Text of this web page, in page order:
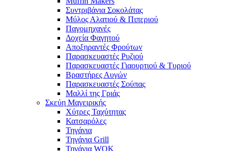
Συντριβάνια Σοκολάτας
Μύλος Αλατιού & Πιπεριού
Παγομηχανές
Δοχεία Φαγητού
Αποξηραντές Φρούτων
Παρασκευαστές Ρυζιού
Παρασκευαστές Γιαουρτιού & Τυριού
Βραστήρες Αυγών
Παρασκευαστές Σούπας
Μαλλί της Γριάς
Σκεύη Μαγειρικής
Χύτρες Ταχύτητας
Κατσαρόλες
Τηγάνια
Τηγάνια Grill
Τηγάνια WOK